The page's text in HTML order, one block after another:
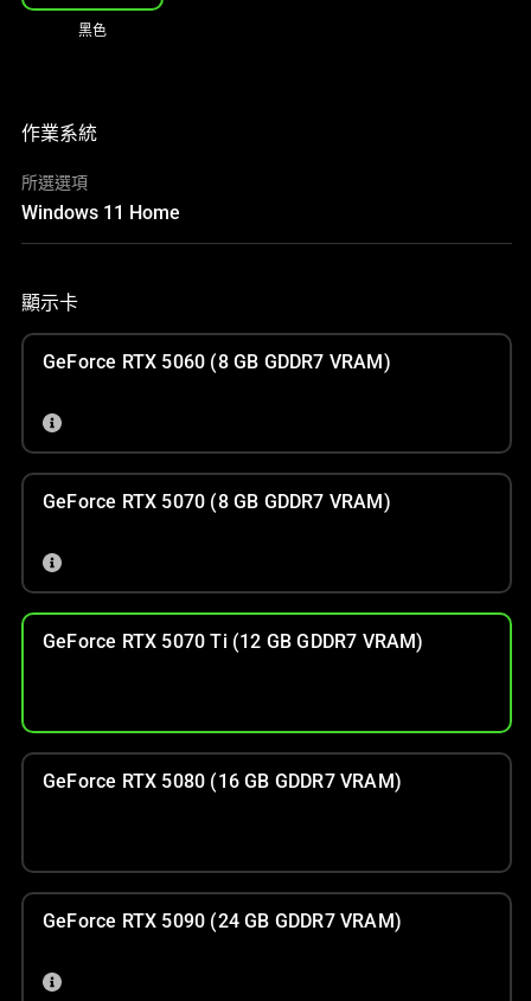
黑色
作業系統
所選選項
Windows 11 Home
顯示卡
GeForce RTX 5060 (8 GB GDDR7 VRAM)
GeForce RTX 5070 (8 GB GDDR7 VRAM)
GeForce RTX 5070 Ti (12 GB GDDR7 VRAM)
GeForce RTX 5080 (16 GB GDDR7 VRAM)
GeForce RTX 5090 (24 GB GDDR7 VRAM)